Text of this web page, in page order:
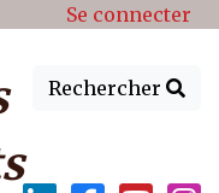
Se connecter
Rechercher